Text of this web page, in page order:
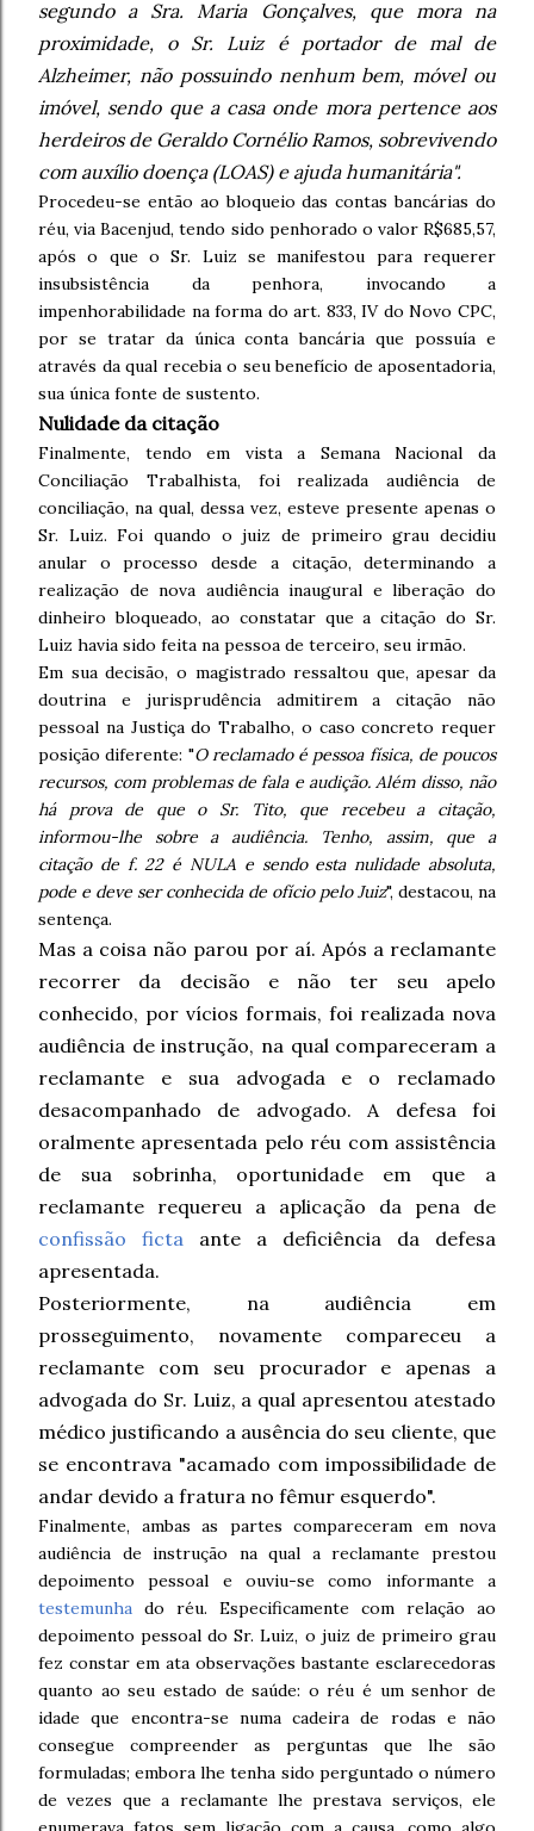
segundo a Sra. Maria Gonçalves, que mora na
proximidade, o Sr. Luiz é portador de mal de
Alzheimer, não possuindo nenhum bem, móvel ou
imóvel, sendo que a casa onde mora pertence aos
herdeiros de Geraldo Cornélio Ramos, sobrevivendo
com auxílio doença (LOAS) e ajuda humanitária".
Procedeu-se então ao bloqueio das contas bancárias do
réu, via Bacenjud, tendo sido penhorado o valor R$685,57,
após o que o Sr. Luiz se manifestou para requerer
insubsistência da penhora, invocando a
impenhorabilidade na forma do art. 833, IV do Novo CPC,
por se tratar da única conta bancária que possuía e
através da qual recebia o seu benefício de aposentadoria,
sua única fonte de sustento.
Nulidade da citação
Finalmente, tendo em vista a Semana Nacional da
Conciliação Trabalhista, foi realizada audiência de
conciliação, na qual, dessa vez, esteve presente apenas o
Sr. Luiz. Foi quando o juiz de primeiro grau decidiu
anular o processo desde a citação, determinando a
realização de nova audiência inaugural e liberação do
dinheiro bloqueado, ao constatar que a citação do Sr.
Luiz havia sido feita na pessoa de terceiro, seu irmão.
Em sua decisão, o magistrado ressaltou que, apesar da
doutrina e jurisprudência admitirem a citação não
pessoal na Justiça do Trabalho, o caso concreto requer
posição diferente: "O reclamado é pessoa física, de poucos
recursos, com problemas de fala e audição. Além disso, não
há prova de que o Sr. Tito, que recebeu a citação,
informou-lhe sobre a audiência. Tenho, assim, que a
citação de f. 22 é NULA e sendo esta nulidade absoluta,
pode e deve ser conhecida de ofício pelo Juiz", destacou, na
sentença.
Mas a coisa não parou por aí. Após a reclamante
recorrer da decisão e não ter seu apelo
conhecido, por vícios formais, foi realizada nova
audiência de instrução, na qual compareceram a
reclamante e sua advogada e o reclamado
desacompanhado de advogado. A defesa foi
oralmente apresentada pelo réu com assistência
de sua sobrinha, oportunidade em que a
reclamante requereu a aplicação da pena de
confissão ficta ante a deficiência da defesa
apresentada.
Posteriormente, na audiência em
prosseguimento, novamente compareceu a
reclamante com seu procurador e apenas a
advogada do Sr. Luiz, a qual apresentou atestado
médico justificando a ausência do seu cliente, que
se encontrava "acamado com impossibilidade de
andar devido a fratura no fêmur esquerdo".
Finalmente, ambas as partes compareceram em nova
audiência de instrução na qual a reclamante prestou
depoimento pessoal e ouviu-se como informante a
testemunha do réu. Especificamente com relação ao
depoimento pessoal do Sr. Luiz, o juiz de primeiro grau
fez constar em ata observações bastante esclarecedoras
quanto ao seu estado de saúde: o réu é um senhor de
idade que encontra-se numa cadeira de rodas e não
consegue compreender as perguntas que lhe são
formuladas; embora lhe tenha sido perguntado o número
de vezes que a reclamante lhe prestava serviços, ele